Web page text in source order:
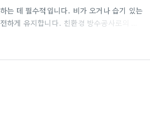
는 데 필수적입니다. 비가 오거나 습기 있는
게 유지합니다. 친환경 방수공사로의 전
은 재료로, 흡습성과 탈취력이 뛰어나 여러
뛰어납니다. 이 소재는 수분을 효과적으로